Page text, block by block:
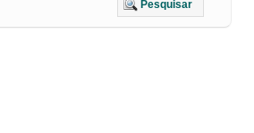
Pesquisar